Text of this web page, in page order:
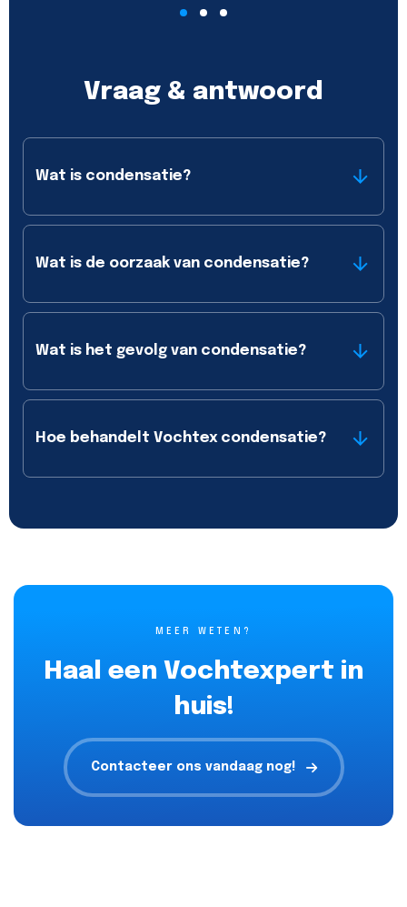
Vraag & antwoord
Wat is condensatie?
Wat is de oorzaak van condensatie?
Wat is het gevolg van condensatie?
Hoe behandelt Vochtex condensatie?
MEER WETEN?
Haal een Vochtexpert in
huis!
Contacteer ons vandaag nog!